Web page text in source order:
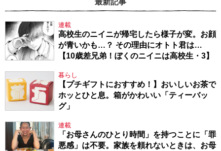
連載
高校生のニイニが帰宅したら様子が変。お顔
が青いかも…？ その理由にオトト君は…
【10歳差兄弟！ぼくのニイニは高校生・3】
暮らし
【プチギフトにおすすめ！】おいしいお茶で
ホッとひと息。箱がかわいい「ティーバッ
グ」
連載
「お母さんのひとり時間」を持つことに「罪
悪感」は不要。家族を頼れないときは、お母